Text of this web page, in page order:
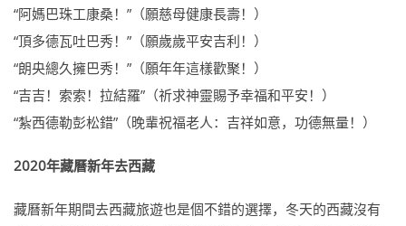
“阿媽巴珠工康桑！”（願慈母健康長壽！）
“頂多德瓦吐巴秀！”（願歲歲平安吉利！）
“朗央總久擁巴秀！”（願年年這樣歡聚！）
“吉吉！索索！拉結羅”（祈求神靈賜予幸福和平安！）
“紮西德勒彭松錯”（晚輩祝福老人：吉祥如意，功德無量！）
2020年藏曆新年去西藏
藏曆新年期間去西藏旅遊也是個不錯的選擇，冬天的西藏沒有